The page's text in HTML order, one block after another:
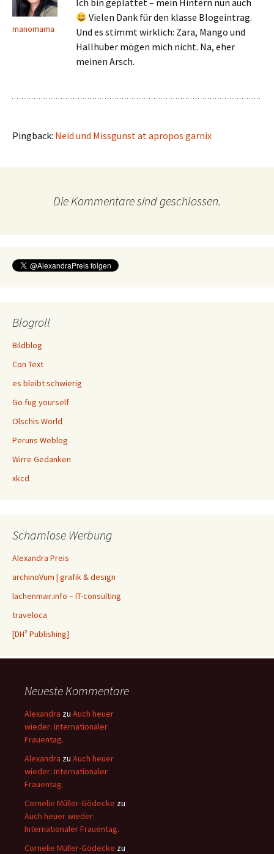
manomama
Ich bin geplättet – mein Hintern nun auch
Vielen Dank für den klasse Blogeintrag.
Und es stimmt wirklich: Zara, Mango und
Hallhuber mögen mich nicht. Na, eher
meinen Arsch.
Pingback: Neid und Missgunst at apropos garnix
Die Kommentare sind geschlossen.
Blogroll
Bildblog
Con Text
es bleibt schwierig
Go fug yourself
Olschis World
Peruns Weblog
Wirre Gedanken
xkcd
Schamlose Werbung
Alexandra Preis
archinoVum | grafik & design
lachenmair.info – IT-consulting
traveloca
[DH² Publishing]
Neueste Kommentare
Alexandra zu Auch heuer
wieder: Internationaler
Frauentag.
Alexandra zu Auch heuer
wieder: Internationaler
Frauentag.
Cornelie Müller-Gödecke zu
Auch heuer wieder:
Internationaler Frauentag.
Cornelie Müller-Gödecke zu